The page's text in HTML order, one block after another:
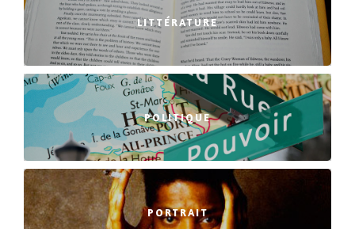
LITTÉRATURE
POLITIQUE
PORTRAIT